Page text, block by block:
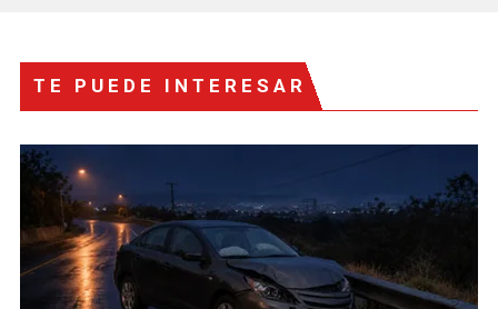
TE PUEDE INTERESAR